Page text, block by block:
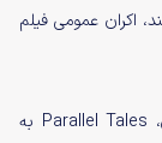
اکران عمومی فیلم
داستان‌های موازی (Histoire parallèles به فرانسوی، Parallel Tales به